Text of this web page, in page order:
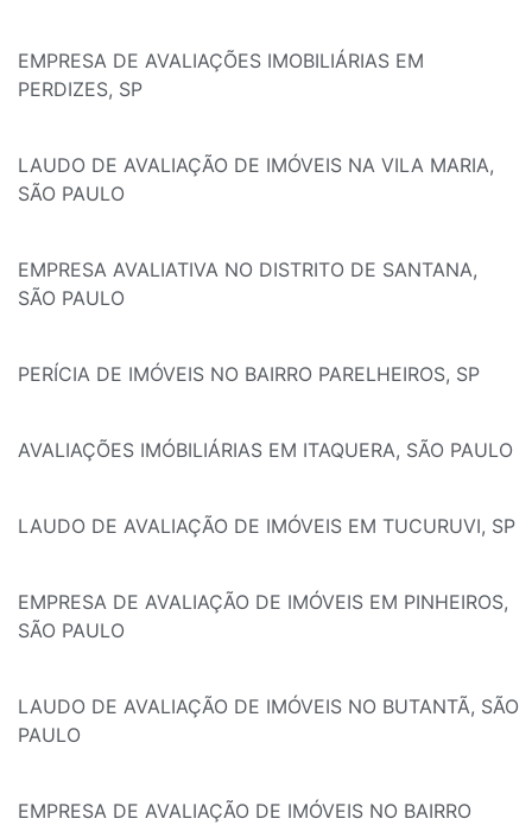
EMPRESA DE AVALIAÇÕES IMOBILIÁRIAS EM
PERDIZES, SP
LAUDO DE AVALIAÇÃO DE IMÓVEIS NA VILA MARIA,
SÃO PAULO
EMPRESA AVALIATIVA NO DISTRITO DE SANTANA,
SÃO PAULO
PERÍCIA DE IMÓVEIS NO BAIRRO PARELHEIROS, SP
AVALIAÇÕES IMÓBILIÁRIAS EM ITAQUERA, SÃO PAULO
LAUDO DE AVALIAÇÃO DE IMÓVEIS EM TUCURUVI, SP
EMPRESA DE AVALIAÇÃO DE IMÓVEIS EM PINHEIROS,
SÃO PAULO
LAUDO DE AVALIAÇÃO DE IMÓVEIS NO BUTANTÃ, SÃO
PAULO
EMPRESA DE AVALIAÇÃO DE IMÓVEIS NO BAIRRO